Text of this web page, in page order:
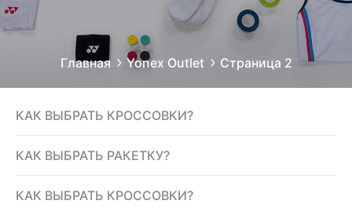
Главная Yonex Outlet Страница 2
КАК ВЫБРАТЬ КРОССОВКИ?
КАК ВЫБРАТЬ РАКЕТКУ?
КАК ВЫБРАТЬ КРОССОВКИ?